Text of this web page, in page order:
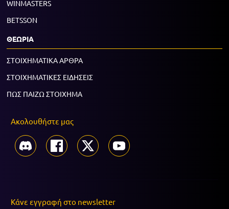
WINMASTERS
BETSSON
ΘΕΩΡΙΑ
ΣΤΟΙΧΗΜΑΤΙΚΑ ΑΡΘΡΑ
ΣΤΟΙΧΗΜΑΤΙΚΕΣ ΕΙΔΗΣΕΙΣ
ΠΩΣ ΠΑΙΖΩ ΣΤΟΙΧΗΜΑ
Ακολουθήστε μας
Κάνε εγγραφή στο newsletter